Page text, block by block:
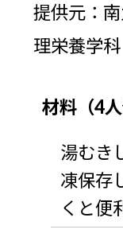
提供元：
理栄養学科
材料（4人
湯むき
凍保存
くと便